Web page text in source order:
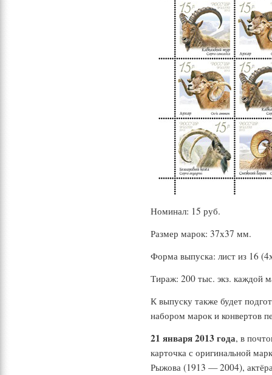
Номинал: 15 руб.
Размер марок: 37х37 мм.
Форма выпуска: лист из 16
Тираж: 200 тыс. экз. каждой
К выпуску также будет
набором марок и конвертов
21 января 2013 года, в
карточка с оригинальной
Рыжова (1913 — 2004),